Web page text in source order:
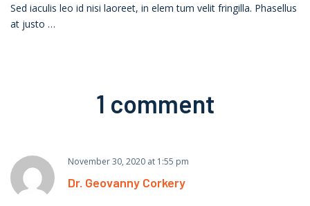
Sed iaculis leo id nisi laoreet, in elem tum velit fringilla. Phasellus
at justo …
1 comment
November 30, 2020 at 1:55 pm
Dr. Geovanny Corkery